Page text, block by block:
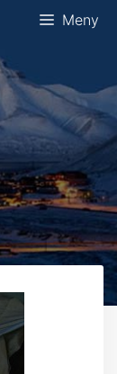
Meny